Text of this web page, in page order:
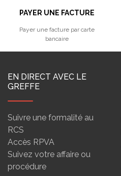
PAYER UNE FACTURE
Payer une facture par carte
bancaire
EN DIRECT AVEC LE
GREFFE
Suivre une formalité au
RCS
Accès RPVA
Suivez votre affaire ou
procédure